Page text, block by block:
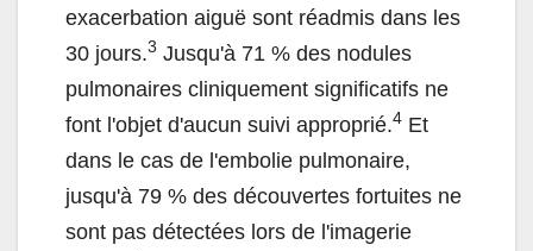
exacerbation aiguë sont réadmis dans les
30 jours.3 Jusqu'à 71 % des nodules
pulmonaires cliniquement significatifs ne
font l'objet d'aucun suivi approprié.4 Et
dans le cas de l'embolie pulmonaire,
jusqu'à 79 % des découvertes fortuites ne
sont pas détectées lors de l'imagerie